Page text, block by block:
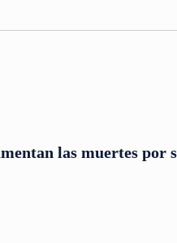
las muertes por